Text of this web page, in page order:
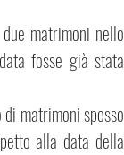
matrimoni nello
fosse già stata
matrimoni spesso
alla data della